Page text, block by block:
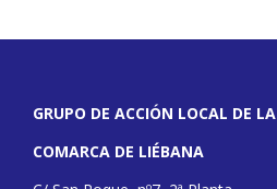
GRUPO DE ACCIÓN LOCAL DE LA
COMARCA DE LIÉBANA